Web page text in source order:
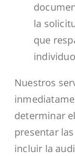
la
que
Nuestros
determinar
presentar
incluir la